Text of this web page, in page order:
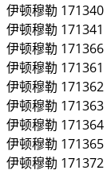
伊顿穆勒 171340
伊顿穆勒 171341
伊顿穆勒 171366
伊顿穆勒 171361
伊顿穆勒 171362
伊顿穆勒 171363
伊顿穆勒 171364
伊顿穆勒 171365
伊顿穆勒 171372